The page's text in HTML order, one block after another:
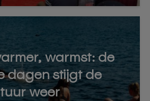
warmst: de
dagen stijgt de
weer